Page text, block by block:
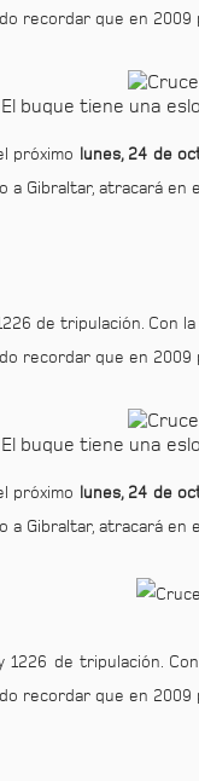
recordar que en
El buque tiene una
próximo lunes, 24 de
Gibraltar, atracará
de tripulación.
recordar que en
El buque tiene una
próximo lunes, 24 de
Gibraltar, atracará
1226 de tripulación.
recordar que en